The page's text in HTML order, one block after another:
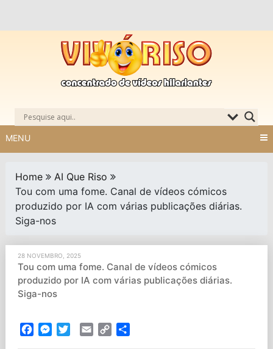
MENU
Home
AI Que Riso
Tou com uma fome. Canal de vídeos cómicos
produzido por IA com várias publicações diárias.
Siga-nos
28 NOVEMBRO, 2025
Tou com uma fome. Canal de vídeos cómicos
produzido por IA com várias publicações diárias.
Siga-nos
FacebookMessenger
TwitterEmail Copy